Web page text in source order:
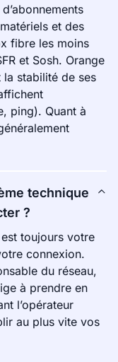
et des
fibre les moins
et Sosh. Orange
la stabilité de ses
ping). Quant à
technique
?
toujours votre
connexion.
du réseau,
à prendre en
l’opérateur
au plus vite vos